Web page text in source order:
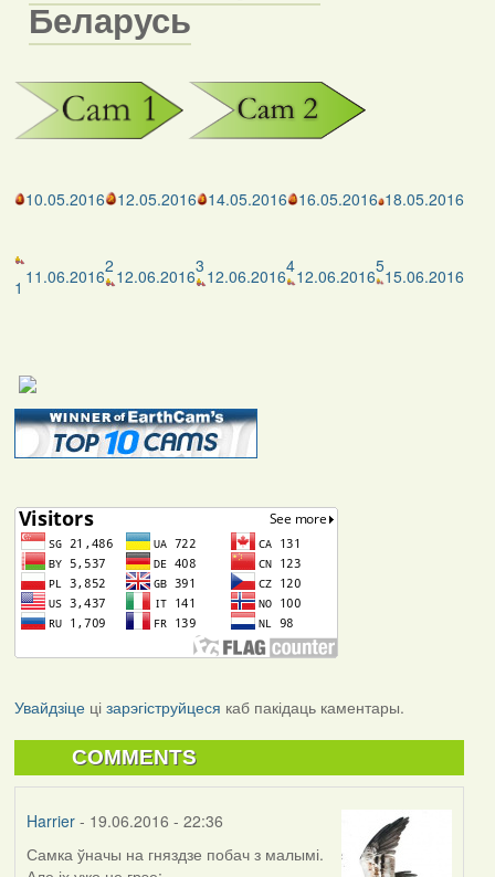
Беларусь
10.05.2016 12.05.2016 14.05.2016 16.05.2016 18.05.2016
1 11.06.20162 12.06.20163 12.06.2016412.06.2016515.06.2016
Увайдзіцеці зарэгіструйцеся каб пакідаць каментары.
COMMENTS
Harrier- 19.06.2016 - 22:36
Самка ўначы на гняздзе побач з малымі.